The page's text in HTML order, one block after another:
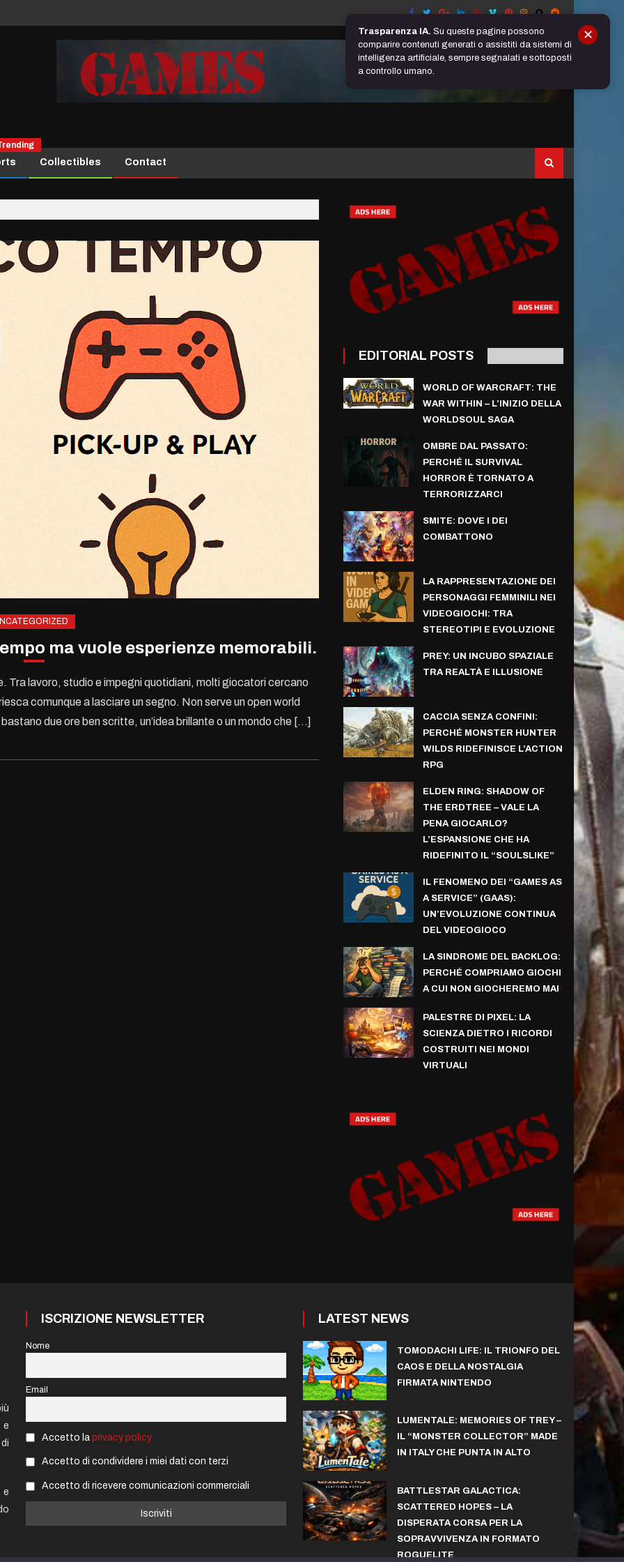
Collectibles Contact
ma vuole esperienze memorabili.
Tra lavoro, studio e impegni quotidiani, molti giocatori cercano
comunque a lasciare un segno. Non serve un open world
due ore ben scritte, un’idea brillante o un mondo che […]
EDITORIAL POSTS
WORLD OF WARCRAFT: THE
WAR WITHIN – L’INIZIO DELLA
WORLDSOUL SAGA
OMBRE DAL PASSATO:
PERCHÉ IL SURVIVAL
HORROR È TORNATO A
TERRORIZZARCI
SMITE: DOVE I DEI
COMBATTONO
LA RAPPRESENTAZIONE DEI
PERSONAGGI FEMMINILI NEI
VIDEOGIOCHI: TRA
STEREOTIPI E EVOLUZIONE
PREY: UN INCUBO SPAZIALE
TRA REALTÀ E ILLUSIONE
CACCIA SENZA CONFINI:
PERCHÉ MONSTER HUNTER
WILDS RIDEFINISCE L’ACTION
RPG
ELDEN RING: SHADOW OF
THE ERDTREE – VALE LA
PENA GIOCARLO?
L’ESPANSIONE CHE HA
RIDEFINITO IL “SOULSLIKE”
IL FENOMENO DEI “GAMES AS
A SERVICE” (GAAS):
UN’EVOLUZIONE CONTINUA
DEL VIDEOGIOCO
LA SINDROME DEL BACKLOG:
PERCHÉ COMPRIAMO GIOCHI
A CUI NON GIOCHEREMO MAI
PALESTRE DI PIXEL: LA
SCIENZA DIETRO I RICORDI
COSTRUITI NEI MONDI
VIRTUALI
e
ISCRIZIONE NEWSLETTER
Nome
Email
Accetto laprivacy policy
Accetto di condividere i miei dati con terzi
Accetto di ricevere comunicazioni commerciali
LATEST NEWS
TOMODACHI LIFE: IL TRIONFO DEL
CAOS E DELLA NOSTALGIA
FIRMATA NINTENDO
LUMENTALE: MEMORIES OF TREY –
IL “MONSTER COLLECTOR” MADE
IN ITALY CHE PUNTA IN ALTO
BATTLESTAR GALACTICA:
SCATTERED HOPES – LA
DISPERATA CORSA PER LA
SOPRAVVIVENZA IN FORMATO
ROGUELITE
Trasparenza IA. Su queste pagine possono
comparire contenuti generati o assistiti da sistemi di
intelligenza artificiale, sempre segnalati e sottoposti
a controllo umano.
✕